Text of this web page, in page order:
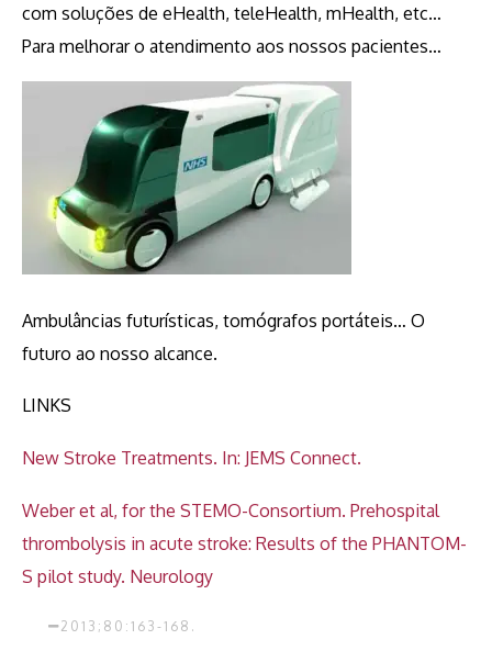
com soluções de eHealth, teleHealth, mHealth, etc…
Para melhorar o atendimento aos nossos pacientes…
Ambulâncias futurísticas, tomógrafos portáteis… O
futuro ao nosso alcance.
LINKS
New Stroke Treatments. In: JEMS Connect.
Weber et al, for the STEMO-Consortium. Prehospital
thrombolysis in acute stroke: Results of the PHANTOM-
S pilot study. Neurology
2013;80:163-168.